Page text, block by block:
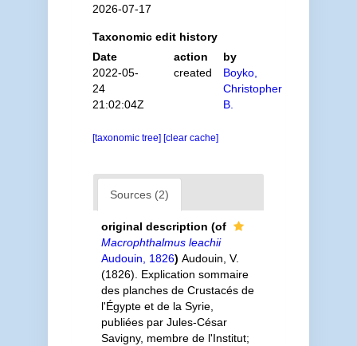
2026-07-17
Taxonomic edit history
Date
action
by
2022-05-
24
21:02:04Z
created
Boyko,
Christopher
B.
[taxonomic tree] [clear cache]
Sources (2)
original description (of
Macrophthalmus leachii
Audouin, 1826) Audouin, V.
(1826). Explication sommaire
des planches de Crustacés de
l'Égypte et de la Syrie,
publiées par Jules-César
Savigny, membre de l'Institut;